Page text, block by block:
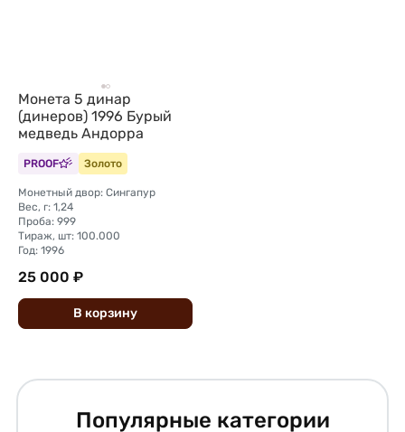
Монета 5 динар
(динеров) 1996 Бурый
медведь Андорра
PROOF Золото
Монетный двор: Сингапур
Вес, г: 1,24
Проба: 999
Тираж, шт: 100.000
Год: 1996
25 000 ₽
В корзину
Популярные категории